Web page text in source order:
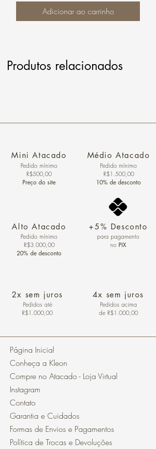
Adicionar ao carrinho
Produtos relacionados
Mini Atacado
Pedido ​mínimo
R$500,00
Preço do site
Alto Atacado
Pedido mínimo
R$3.000,00
20% de desconto
2x sem juros
Pedidos até
R$1.000,00
Médio Atacado
Pedido mínimo
R$1.500,00
10% de desconto
+5% Desconto
para pagamento
no PIX
4x sem juros
Pedidos acima
de R$1.000,00
Página Inicial
Conheça a Kleon
Compre no Atacado - Loja Virtual
Instagram
Contato
Garantia e Cuidados
Formas de Envios e Pagamentos
Política de Trocas e Devoluções